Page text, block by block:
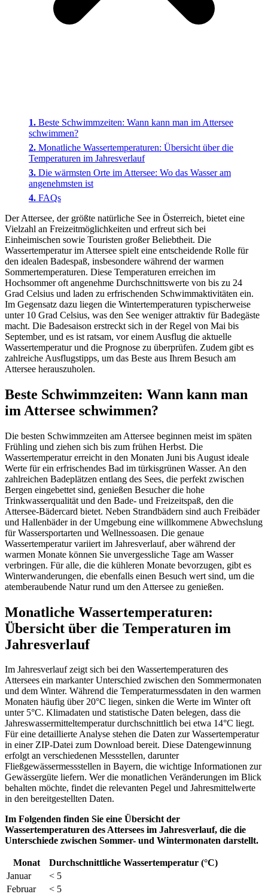
Beste Schwimmzeiten: Wann kann man im Attersee
schwimmen?
Monatliche Wassertemperaturen: Übersicht über die
Temperaturen im Jahresverlauf
Die wärmsten Orte im Attersee: Wo das Wasser am
angenehmsten ist
FAQs
Der Attersee, der größte natürliche See in Österreich, bietet eine
Vielzahl an Freizeitmöglichkeiten und erfreut sich bei
Einheimischen sowie Touristen großer Beliebtheit. Die
Wassertemperatur im Attersee spielt eine entscheidende Rolle für
den idealen Badespaß, insbesondere während der warmen
Sommertemperaturen. Diese Temperaturen erreichen im
Hochsommer oft angenehme Durchschnittswerte von bis zu 24
Grad Celsius und laden zu erfrischenden Schwimmaktivitäten ein.
Im Gegensatz dazu liegen die Wintertemperaturen typischerweise
unter 10 Grad Celsius, was den See weniger attraktiv für Badegäste
macht. Die Badesaison erstreckt sich in der Regel von Mai bis
September, und es ist ratsam, vor einem Ausflug die aktuelle
Wassertemperatur und die Prognose zu überprüfen. Zudem gibt es
zahlreiche Ausflugstipps, um das Beste aus Ihrem Besuch am
Attersee herauszuholen.
Beste Schwimmzeiten: Wann kann man
im Attersee schwimmen?
Die besten Schwimmzeiten am Attersee beginnen meist im späten
Frühling und ziehen sich bis zum frühen Herbst. Die
Wassertemperatur erreicht in den Monaten Juni bis August ideale
Werte für ein erfrischendes Bad im türkisgrünen Wasser. An den
zahlreichen Badeplätzen entlang des Sees, die perfekt zwischen
Bergen eingebettet sind, genießen Besucher die hohe
Trinkwasserqualität und den Bade- und Freizeitspaß, den die
Attersee-Bädercard bietet. Neben Strandbädern sind auch Freibäder
und Hallenbäder in der Umgebung eine willkommene Abwechslung
für Wassersportarten und Wellnessoasen. Die genaue
Wassertemperatur variiert im Jahresverlauf, aber während der
warmen Monate können Sie unvergessliche Tage am Wasser
verbringen. Für alle, die die kühleren Monate bevorzugen, gibt es
Winterwanderungen, die ebenfalls einen Besuch wert sind, um die
atemberaubende Natur rund um den Attersee zu genießen.
Monatliche Wassertemperaturen:
Übersicht über die Temperaturen im
Jahresverlauf
Im Jahresverlauf zeigt sich bei den Wassertemperaturen des
Attersees ein markanter Unterschied zwischen den Sommermonaten
und dem Winter. Während die Temperaturmessdaten in den warmen
Monaten häufig über 20°C liegen, sinken die Werte im Winter oft
unter 5°C. Klimadaten und statistische Daten belegen, dass die
Jahreswassermitteltemperatur durchschnittlich bei etwa 14°C liegt.
Für eine detaillierte Analyse stehen die Daten zur Wassertemperatur
in einer ZIP-Datei zum Download bereit. Diese Datengewinnung
erfolgt an verschiedenen Messstellen, darunter
Fließgewässermessstellen in Bayern, die wichtige Informationen zur
Gewässergüte liefern. Wer die monatlichen Veränderungen im Blick
behalten möchte, findet die relevanten Pegel und Jahresmittelwerte
in den bereitgestellten Daten.
Im Folgenden finden Sie eine Übersicht der
Wassertemperaturen des Attersees im Jahresverlauf, die die
Unterschiede zwischen Sommer- und Wintermonaten darstellt.
Monat
Durchschnittliche Wassertemperatur (°C)
Januar
< 5
Februar
< 5